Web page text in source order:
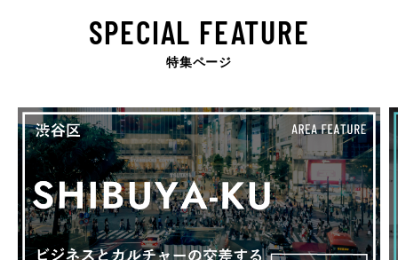
SPECIAL FEATURE
特集ページ